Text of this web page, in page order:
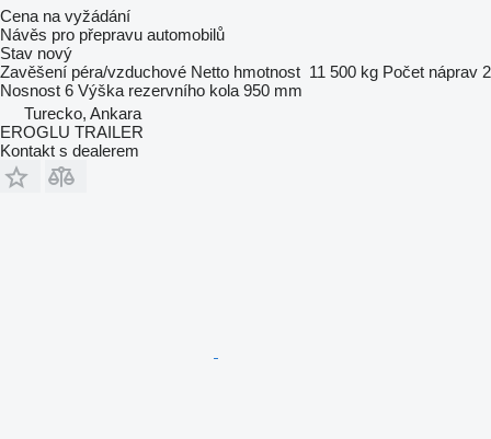
Cena na vyžádání
Návěs pro přepravu automobilů
Stav nový
Zavěšení péra/vzduchové Netto hmotnost 11 500 kg Počet náprav 2
Nosnost 6 Výška rezervního kola 950 mm
Turecko, Ankara
EROGLU TRAILER
Kontakt s dealerem